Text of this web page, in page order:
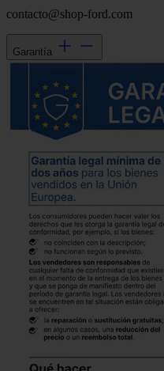
contacto@shop-ford.com
Garantía